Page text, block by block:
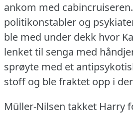
ankom med cabincruiseren.
politikonstabler og
ble med under dekk hvor
lenket til senga med
sprøyte med et
stoff og ble fraktet opp i
Müller-Nilsen takket Harry